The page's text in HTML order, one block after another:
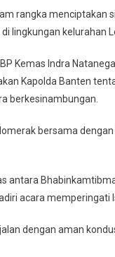
!!!
rangka menciptakan
lingkungan kelurahan
Kemas Indra
Kapolda Banten
berkesinambungan.
bersama
antara
acara memperingati
dengan aman